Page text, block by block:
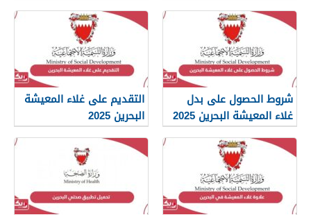
شروط الحصول على بدل
غلاء المعيشة البحرين 2025
التقديم على غلاء المعيشة
البحرين 2025